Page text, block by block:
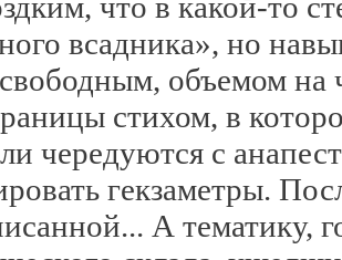
всадника», но
объемом на
стихом, в
чередуются с
гекзаметры.
А тематику,